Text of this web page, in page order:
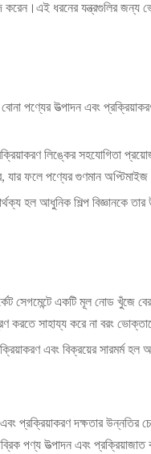
করেন।এই ধরনের যন্ত্রগুলির
পণ্যের উত্পাদন এবং
লিঙ্কের সহযোগিতা
ফলে পণ্যের গুণমান অপ্টিমাইজ
হল আধুনিক শিল্প বিজ্ঞানকে
সেগমেন্টে একটি মূল নোড খুঁজে
করতে সাহায্য করে না বরং
এবং বিক্রয়ের সারমর্ম
এবং প্রক্রিয়াকরণ দক্ষতার
পণ্য উত্পাদন এবং